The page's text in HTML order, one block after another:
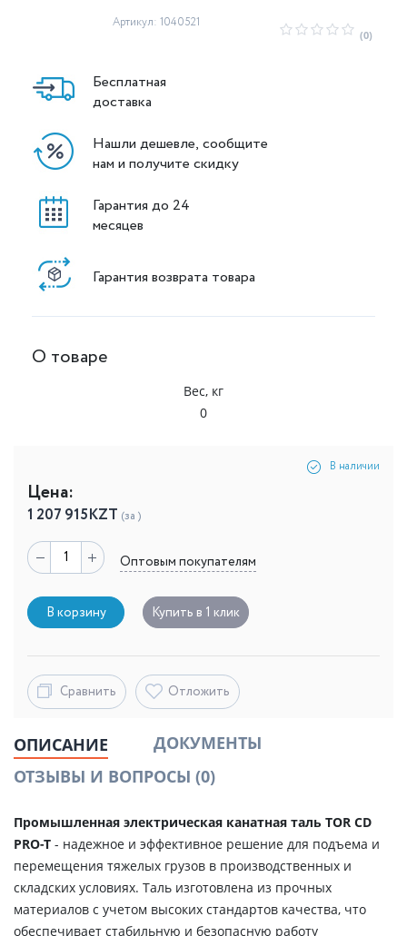
Артикул: 1040521
(0)
Бесплатная
доставка
Нашли дешевле, сообщите
нам и получите скидку
Гарантия до 24
месяцев
Гарантия возврата товара
О товаре
Вес, кг
0
В наличии
Цена:
1 207 915KZT (за )
Оптовым покупателям
В корзину Купить в 1 клик
Сравнить Отложить
ОПИСАНИЕ
ДОКУМЕНТЫ
ОТЗЫВЫ И ВОПРОСЫ (0)
Промышленная электрическая канатная таль TOR CD
PRO-T - надежное и эффективное решение для подъема и
перемещения тяжелых грузов в производственных и
складских условиях. Таль изготовлена из прочных
материалов с учетом высоких стандартов качества, что
обеспечивает стабильную и безопасную работу